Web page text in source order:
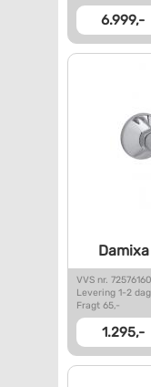
6.999,-
VVS nr.
Levering 1-2
Fragt 65,-
1.295,-